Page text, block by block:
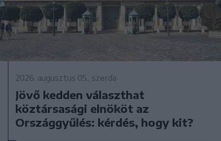
2026. augusztus 05., szerda
Jövő kedden választhat
köztársasági elnököt az
Országgyűlés: kérdés, hogy kit?